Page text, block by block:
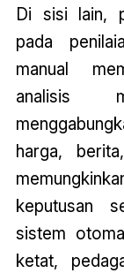
Di sisi lain,
pada
manual
analisis
harga,
keputusan
sistem
ketat,